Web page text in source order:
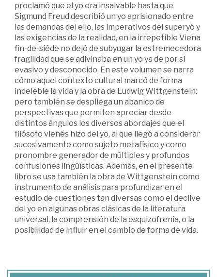
proclamó que el yo era insalvable hasta que
Sigmund Freud describió un yo aprisionado entre
las demandas del ello, las imperativos del superyó y
las exigencias de la realidad, en la irrepetible Viena
fin-de-siéde no dejó de subyugar la estremecedora
fragilidad que se adivinaba en un yo ya de por si
evasivo y desconocido. En este volumen se narra
cómo aquel contexto cultural marcó de forma
indeleble la vida y la obra de Ludwig Wittgenstein:
pero también se despliega un abanico de
perspectivas que permiten apreciar desde
distintos ángulos los diversos abordajes que el
filósofo vienés hizo del yo, al que llegó a considerar
sucesivamente como sujeto metafísico y como
pronombre generador de múltiples y profundos
confusiones lingüísticas. Además, en el presente
libro se usa también la obra de Wittgenstein como
instrumento de análisis para profundizar en el
estudio de cuestiones tan diversas como el declive
del yo en algunas obras clásicas de la literatura
universal, la comprensión de la esquizofrenia, o la
posibilidad de influir en el cambio de forma de vida.